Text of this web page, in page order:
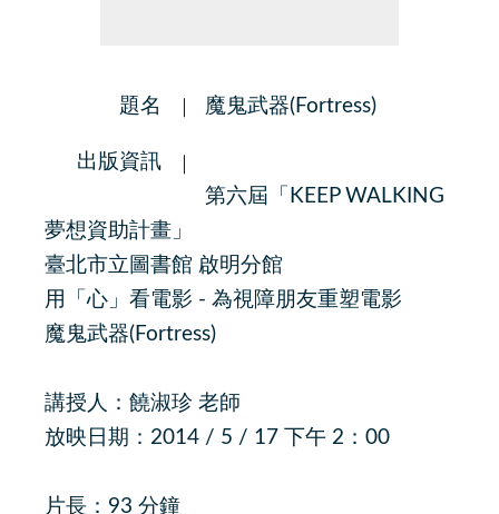
題名 魔鬼武器(Fortress)
出版資訊
第六屆「KEEP WALKING
夢想資助計畫」
臺北市立圖書館 啟明分館
用「心」看電影 - 為視障朋友重塑電影
魔鬼武器(Fortress)
講授人：饒淑珍 老師
放映日期：2014 / 5 / 17 下午 2：00
片長：93 分鐘